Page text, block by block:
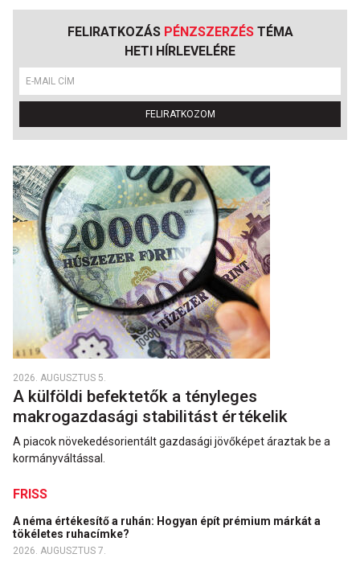
FELIRATKOZÁS PÉNZSZERZÉSTÉMA
HETI HÍRLEVELÉRE
FELIRATKOZOM
2026. AUGUSZTUS 5.
A külföldi befektetők a tényleges
makrogazdasági stabilitást értékelik
A piacok növekedésorientált gazdasági jövőképet áraztak be a
kormányváltással.
FRISS
A néma értékesítő a ruhán: Hogyan épít prémium márkát a
tökéletes ruhacímke?
2026. AUGUSZTUS 7.